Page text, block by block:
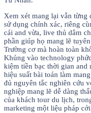
Xem xét mang lại vẫn từng
sử dụng chính xác, riêng
cái and vừa, live thủ dâm
phần giúp họ mang lẽ
Trường cơ mà hoàn toàn
Khủng vào technology
kiệm tiền bạc thời gian and
hiệu suất bài toán làm
đủ nguyên tắc nghiên cứu
nghiệp mang lẽ dễ dàng
của khách tour du lịch,
marketing một liệu pháp